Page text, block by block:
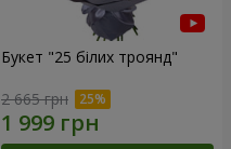
Букет "25 білих троянд"
2 665 грн